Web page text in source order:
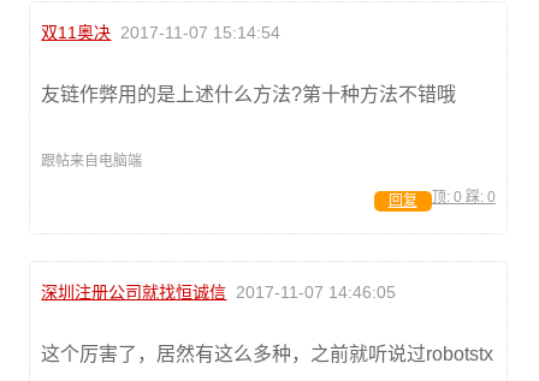
双11奥决 2017-11-07 15:14:54
友链作弊用的是上述什么方法?第十种方法不错哦
跟帖来自电脑端
顶: 0 踩: 0
回复
深圳注册公司就找恒诚信 2017-11-07 14:46:05
这个厉害了，居然有这么多种，之前就听说过robotstx